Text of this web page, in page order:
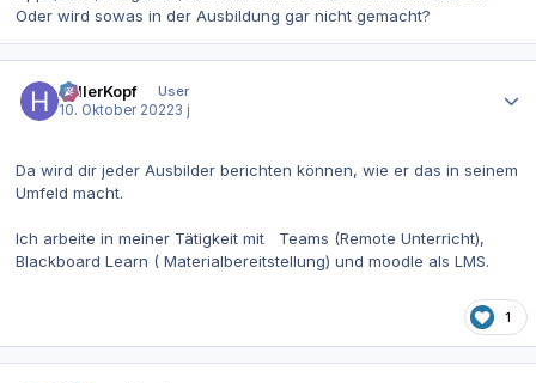
Oder wird sowas in der Ausbildung gar nicht gemacht?
hellerKopf
User
10. Oktober 20223 j
Da wird dir jeder Ausbilder berichten können, wie er das in seinem
Umfeld macht.
Ich arbeite in meiner Tätigkeit mit Teams (Remote Unterricht),
Blackboard Learn ( Materialbereitstellung) und moodle als LMS.
1